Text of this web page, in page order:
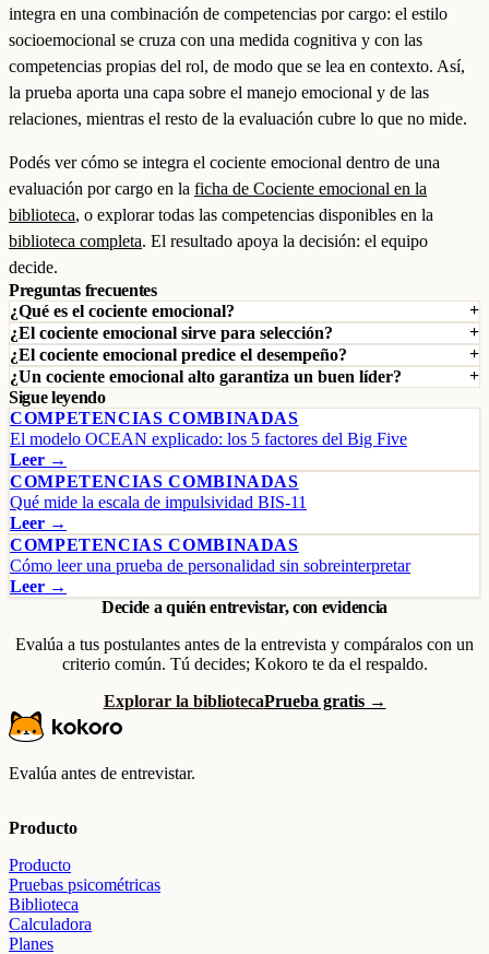
integra en una combinación de competencias por cargo: el estilo
socioemocional se cruza con una medida cognitiva y con las
competencias propias del rol, de modo que se lea en contexto. Así,
la prueba aporta una capa sobre el manejo emocional y de las
relaciones, mientras el resto de la evaluación cubre lo que no mide.
Podés ver cómo se integra el cociente emocional dentro de una
evaluación por cargo en la ficha de Cociente emocional en la
biblioteca, o explorar todas las competencias disponibles en la
biblioteca completa. El resultado apoya la decisión: el equipo
decide.
Preguntas frecuentes
¿Qué es el cociente emocional?
¿El cociente emocional sirve para selección?
¿El cociente emocional predice el desempeño?
¿Un cociente emocional alto garantiza un buen líder?
Sigue leyendo
COMPETENCIAS COMBINADAS
El modelo OCEAN explicado: los 5 factores del Big Five
Leer →
COMPETENCIAS COMBINADAS
Qué mide la escala de impulsividad BIS-11
Leer →
COMPETENCIAS COMBINADAS
Cómo leer una prueba de personalidad sin sobreinterpretar
Leer →
Decide a quién entrevistar, con evidencia
Evalúa a tus postulantes antes de la entrevista y compáralos con un
criterio común. Tú decides; Kokoro te da el respaldo.
Explorar la bibliotecaPrueba gratis →
Evalúa antes de entrevistar.
Producto
Producto
Pruebas psicométricas
Biblioteca
Calculadora
Planes